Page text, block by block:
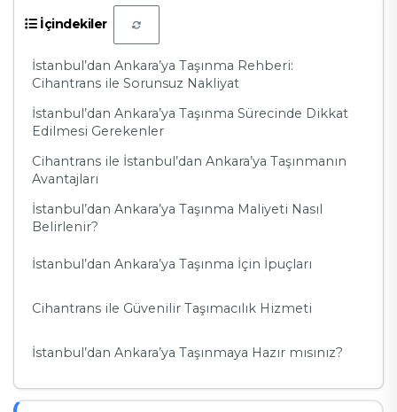
İçindekiler
İstanbul’dan Ankara’ya Taşınma Rehberi:
Cihantrans ile Sorunsuz Nakliyat
İstanbul’dan Ankara’ya Taşınma Sürecinde Dikkat
Edilmesi Gerekenler
Cihantrans ile İstanbul’dan Ankara’ya Taşınmanın
Avantajları
İstanbul’dan Ankara’ya Taşınma Maliyeti Nasıl
Belirlenir?
İstanbul’dan Ankara’ya Taşınma İçin İpuçları
Cihantrans ile Güvenilir Taşımacılık Hizmeti
İstanbul’dan Ankara’ya Taşınmaya Hazır mısınız?